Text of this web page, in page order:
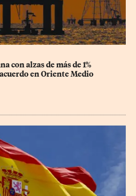
con alzas de más de 1%
en Oriente Medio